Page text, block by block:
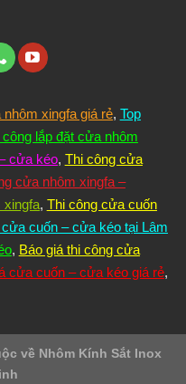
xingfa giá rẻ, Top
công lắp đặt cửa nhôm
cửa kéo, Thi công cửa
cửa nhôm xingfa –
xingfa, Thi công cửa cuốn
cuốn – cửa kéo tại Lâm
, Báo giá thi công cửa
cửa cuốn – cửa kéo giá rẻ,
về Nhôm Kính Sắt Inox